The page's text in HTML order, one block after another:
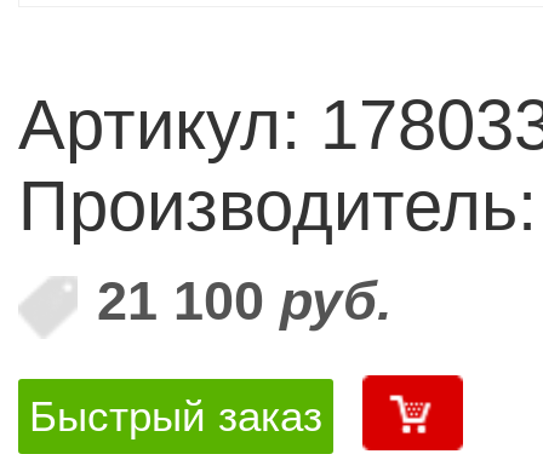
Артикул:
21 100 руб.
Быстрый заказ